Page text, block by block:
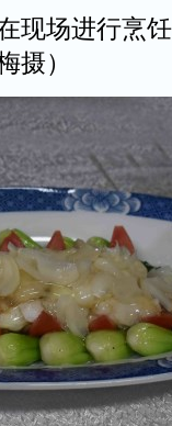
现场进行烹
摄）